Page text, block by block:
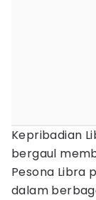
Kepribadian
bergaul
Pesona Libra
dalam